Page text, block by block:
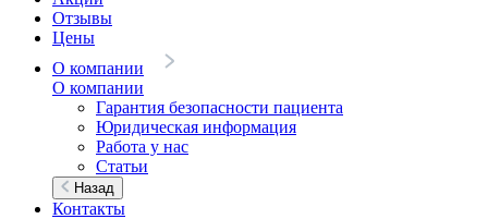
Отзывы
Цены
О компании
О компании
Гарантия безопасности пациента
Юридическая информация
Работа у нас
Статьи
Назад
Контакты